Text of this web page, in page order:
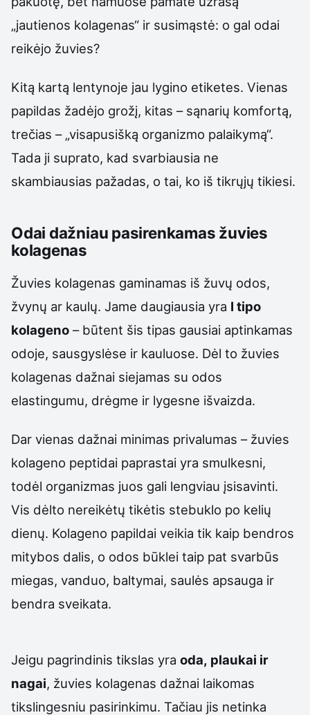
„jautienos kolagenas“ ir susimąstė: o gal odai
reikėjo žuvies?
Kitą kartą lentynoje jau lygino etiketes. Vienas
papildas žadėjo grožį, kitas – sąnarių komfortą,
trečias – „visapusišką organizmo palaikymą“.
Tada ji suprato, kad svarbiausia ne
skambiausias pažadas, o tai, ko iš tikrųjų tikiesi.
Odai dažniau pasirenkamas žuvies
kolagenas
Žuvies kolagenas gaminamas iš žuvų odos,
žvynų ar kaulų. Jame daugiausia yra I tipo
kolageno – būtent šis tipas gausiai aptinkamas
odoje, sausgyslėse ir kauluose. Dėl to žuvies
kolagenas dažnai siejamas su odos
elastingumu, drėgme ir lygesne išvaizda.
Dar vienas dažnai minimas privalumas – žuvies
kolageno peptidai paprastai yra smulkesni,
todėl organizmas juos gali lengviau įsisavinti.
Vis dėlto nereikėtų tikėtis stebuklo po kelių
dienų. Kolageno papildai veikia tik kaip bendros
mitybos dalis, o odos būklei taip pat svarbūs
miegas, vanduo, baltymai, saulės apsauga ir
bendra sveikata.
Jeigu pagrindinis tikslas yra oda, plaukai ir
nagai, žuvies kolagenas dažnai laikomas
tikslingesniu pasirinkimu. Tačiau jis netinka